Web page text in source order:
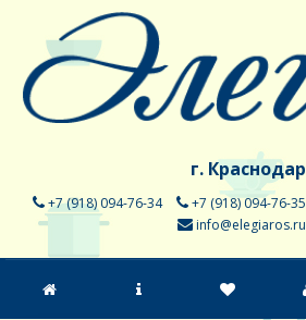
г. Краснодар
+7 (918) 094-76-34 +7 (918) 094-76-35
info@elegiaros.ru